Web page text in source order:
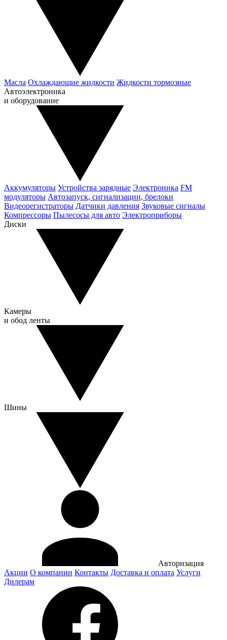
Масла Охлаждающие жидкости Жидкости тормозные
Автоэлектроника
и оборудование
Аккумуляторы Устройства зарядные Электроника FM
модуляторы Автозапуск, сигнализации, брелоки
Видеорегистраторы Датчики давления Звуковые сигналы
Компрессоры Пылесосы для авто Электроприборы
Диски
Камеры
и обод ленты
Шины
Авторизация
Акции О компании Контакты Доставка и оплата Услуги
Дилерам